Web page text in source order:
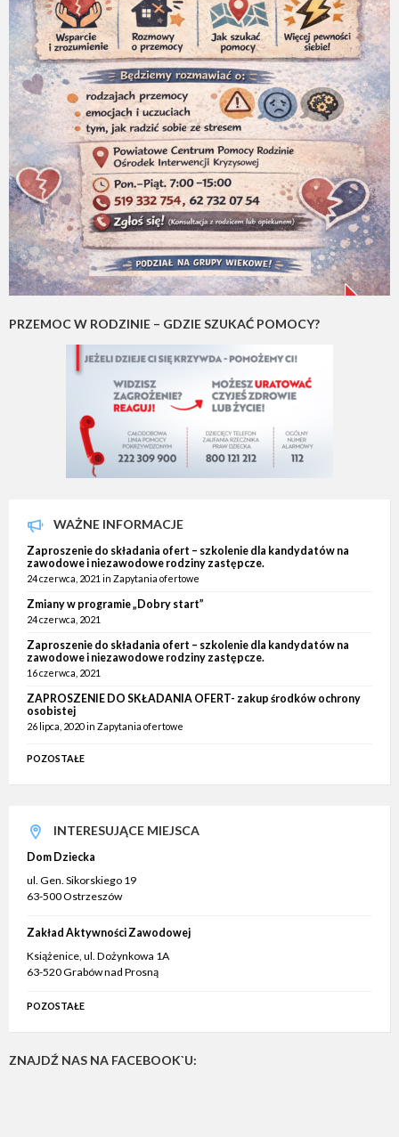
PRZEMOC W RODZINIE – GDZIE SZUKAĆ POMOCY?
WAŻNE INFORMACJE
Zaproszenie do składania ofert – szkolenie dla kandydatów na
zawodowe i niezawodowe rodziny zastępcze.
24 czerwca, 2021 in Zapytania ofertowe
Zmiany w programie „Dobry start”
24 czerwca, 2021
Zaproszenie do składania ofert – szkolenie dla kandydatów na
zawodowe i niezawodowe rodziny zastępcze.
16 czerwca, 2021
ZAPROSZENIE DO SKŁADANIA OFERT- zakup środków ochrony
osobistej
26 lipca, 2020in Zapytania ofertowe
POZOSTAŁE
INTERESUJĄCE MIEJSCA
Dom Dziecka
ul. Gen. Sikorskiego 19
63-500 Ostrzeszów
Zakład Aktywności Zawodowej
Książenice, ul. Dożynkowa 1A
63-520 Grabów nad Prosną
POZOSTAŁE
ZNAJDŹ NAS NA FACEBOOK`U: